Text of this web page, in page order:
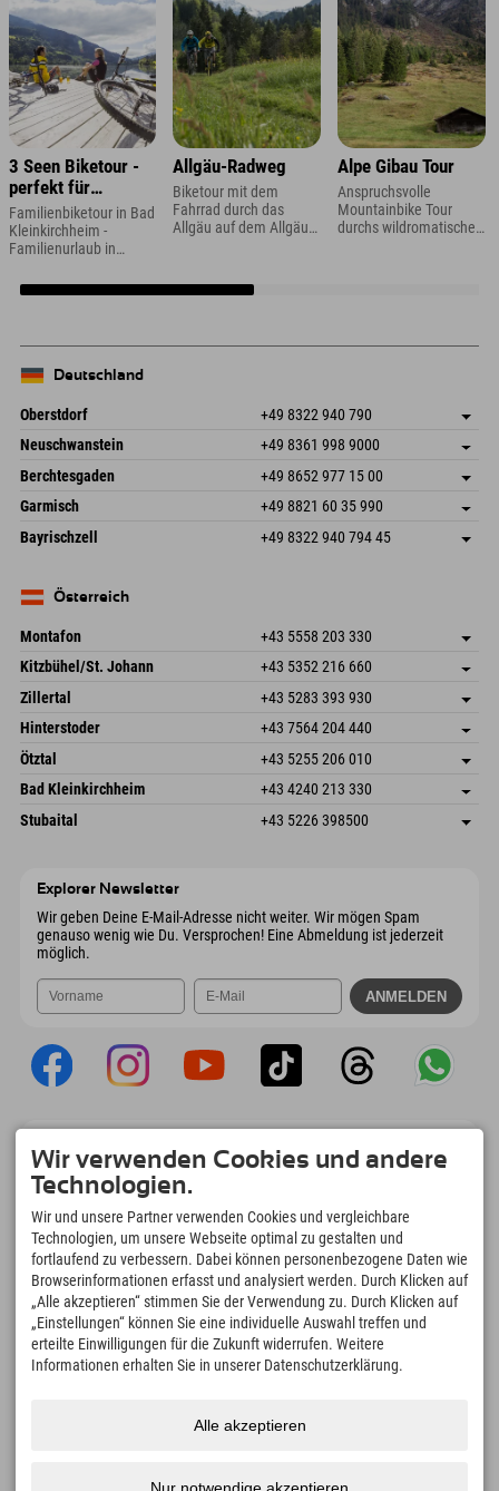
3 Seen Biketour -
perfekt für
Familien
Familienbiketour in Bad
Kleinkirchheim -
Familienurlaub in
Allgäu-Radweg
Biketour mit dem
Fahrrad durch das
Allgäu auf dem Allgäu
Alpe Gibau Tour
Anspruchsvolle
Mountainbike Tour
durchs wildromatische
Deutschland
Oberstdorf +49 8322 940 790
An der Breitach 3
Deutschland
Adresse speichern
Buchen
Neuschwanstein +49 8361 998 9000
An der Riese 45
87484 Nesselwang im Allgäu
Deutschland
Adresse speichern
Anreiseinfos
Buchen
Berchtesgaden +49 8652 977 15 00
Hofreitstr. 7
Deutschland
Adresse speichern
Buchen
Garmisch +49 8821 60 35 990
Frickenstraße 22
82490 Farchant
Adresse speichern
Anreiseinfos
Bayrischzell +49 8322 940 794 45
Deutschland
Österreich
Montafon +43 5558 203 330
Dorfstr. 127b
6793 Gaschurn/Montafon
Österreich
Adresse speichern
Buchen
Kitzbühel/St. Johann +43 5352 216 660
Speckbacherstraße 87
6380 St. Johann in Tirol
Österreich
Adresse speichern
Anreiseinfos
Buchen
Zillertal +43 5283 393 930
Schmiedau 2
Österreich
Adresse speichern
Buchen
Hinterstoder +43 7564 204 440
Freizeitpark 10
4573 Hinterstoder
Österreich
Adresse speichern
Anreiseinfos
Buchen
Ötztal +43 5255 206 010
Gscheat 14
Österreich
Adresse speichern
Buchen
Bad Kleinkirchheim +43 4240 213 330
Dorfstraße 24
9546 Bad Kleinkirchheim
Adresse speichern
Anreiseinfos
Stubaital +43 5226 398500
Explorer Newsletter
Wir geben Deine E-Mail-Adresse nicht weiter. Wir mögen Spam
genauso wenig wie Du. Versprochen! Eine Abmeldung ist jederzeit
möglich.
Upload Deiner #ExplorerMoments, Mein
Explorer To Go mit Buchungsübersicht,
downloaden!
Zeit für Explorer Moments
166
Bergseen und Erlebnisbäder
4.634km
Pisten zum Skifahren und
Snowboarden
uns weiter
Wir verwenden Cookies und andere
Technologien.
Wir und unsere Partner verwenden Cookies und vergleichbare
Technologien, um unsere Webseite optimal zu gestalten und
fortlaufend zu verbessern. Dabei können personenbezogene Daten wie
Browserinformationen erfasst und analysiert werden. Durch Klicken auf
„Alle akzeptieren“ stimmen Sie der Verwendung zu. Durch Klicken auf
„Einstellungen“ können Sie eine individuelle Auswahl treffen und
erteilte Einwilligungen für die Zukunft widerrufen. Weitere
Informationen erhalten Sie in unserer Datenschutzerklärung.
Alle akzeptieren